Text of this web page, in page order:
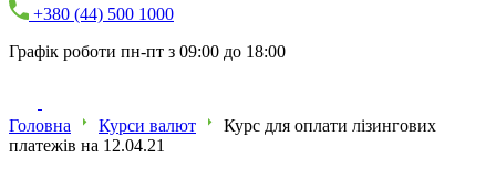
+380 (44) 500 1000
Графік роботи пн-пт з 09:00 до 18:00
Головна Курси валют
Курс для оплати лізингових
платежів на 12.04.21